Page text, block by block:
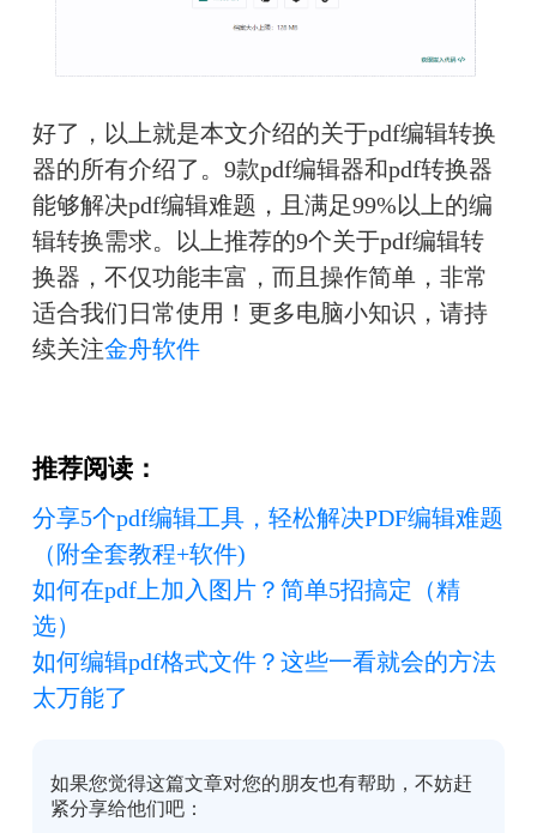
好了，以上就是本文介绍的关于pdf编辑转换
器的所有介绍了。9款pdf编辑器和pdf转换器
能够解决pdf编辑难题，且满足99%以上的编
辑转换需求。以上推荐的9个关于pdf编辑转
换器，不仅功能丰富，而且操作简单，非常
适合我们日常使用！更多电脑小知识，请持
续关注金舟软件
推荐阅读：
分享5个pdf编辑工具，轻松解决PDF编辑难题
（附全套教程+软件)
如何在pdf上加入图片？简单5招搞定（精
选）
如何编辑pdf格式文件？这些一看就会的方法
太万能了
如果您觉得这篇文章对您的朋友也有帮助，不妨赶
紧分享给他们吧：